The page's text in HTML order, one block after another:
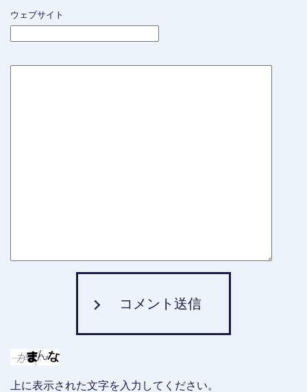
ウェブサイト
コメント送信
上に表示された文字を入力してください。